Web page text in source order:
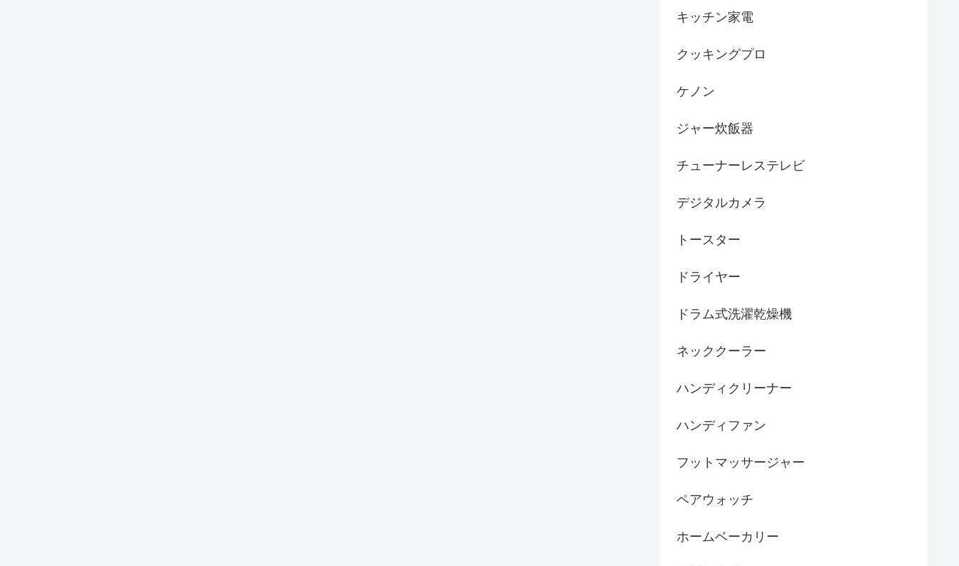
キッチン家電
クッキングプロ
ケノン
ジャー炊飯器
チューナーレステレビ
デジタルカメラ
トースター
ドライヤー
ドラム式洗濯乾燥機
ネッククーラー
ハンディクリーナー
ハンディファン
フットマッサージャー
ペアウォッチ
ホームベーカリー